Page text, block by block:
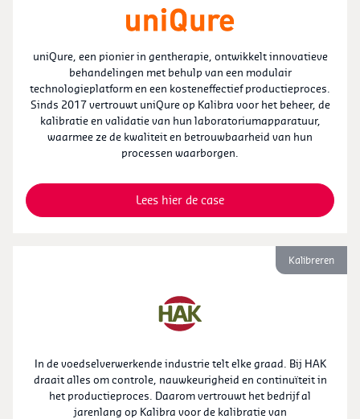
uniQure, een pionier in gentherapie, ontwikkelt innovatieve
behandelingen met behulp van een modulair
technologieplatform en een kosteneffectief productieproces.
Sinds 2017 vertrouwt uniQure op Kalibra voor het beheer, de
kalibratie en validatie van hun laboratoriumapparatuur,
waarmee ze de kwaliteit en betrouwbaarheid van hun
processen waarborgen.
Lees hier de case
Kalibreren
In de voedselverwerkende industrie telt elke graad. Bij HAK
draait alles om controle, nauwkeurigheid en continuïteit in
het productieproces. Daarom vertrouwt het bedrijf al
jarenlang op Kalibra voor de kalibratie van